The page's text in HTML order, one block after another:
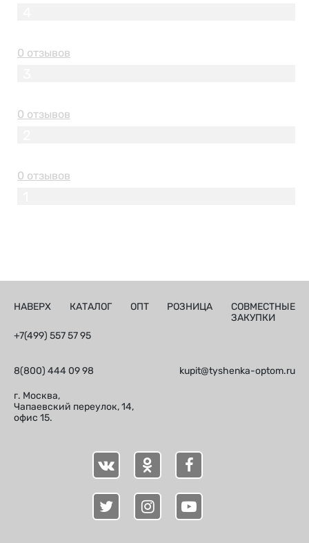
0 отзывов
0 отзывов
0 отзывов
НАВЕРХ КАТАЛОГ ОПТ РОЗНИЦА
СОВМЕСТНЫЕ
ЗАКУПКИ
+7(499) 557 57 95
8(800) 444 09 98 kupit@tyshenka-optom.ru
г. Москва,
Чапаевский переулок, 14,
офис 15.